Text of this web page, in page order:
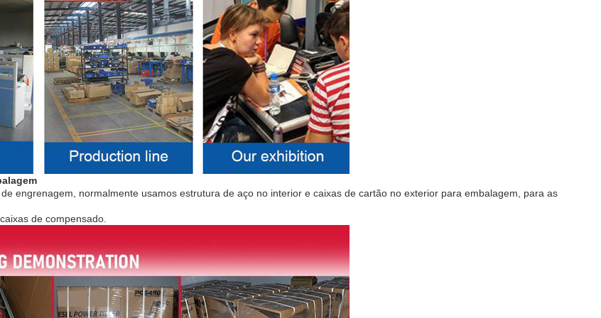
engrenagem, normalmente usamos estrutura de aço no interior e caixas de cartão no exterior para embalagem, para as
de compensado.